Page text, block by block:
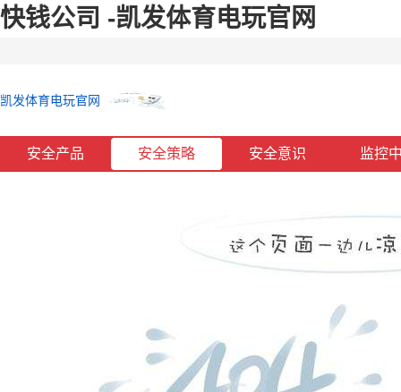
快钱公司 -凯发体育电玩官网
凯发体育电玩官网
安全产品 安全策略 安全意识 监控